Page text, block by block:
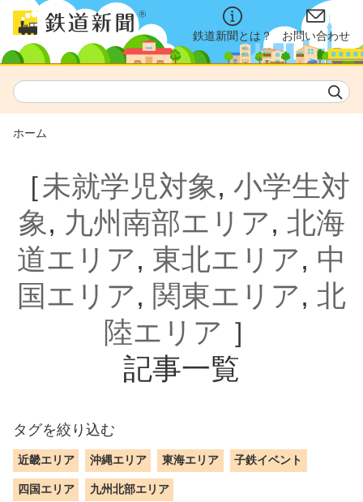
鉄道新聞とは？ お問い合わせ
ホーム
［未就学児対象, 小学生対
象, 九州南部エリア, 北海
道エリア, 東北エリア, 中
国エリア, 関東エリア, 北
陸エリア ］
記事一覧
タグを絞り込む
近畿エリア 沖縄エリア 東海エリア 子鉄イベント
四国エリア 九州北部エリア